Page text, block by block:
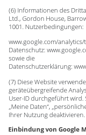
(6) Informationen des
Ltd., Gordon House,
1001. Nutzerbedingungen:
www.google.com/
Datenschutz:
sowie die
Datenschutzerklärung:
(7) Diese Website
geräteübergreifende
User-ID durchgeführt
„Meine Daten“,
Ihrer Nutzung deaktivieren.
Einbindung von Google